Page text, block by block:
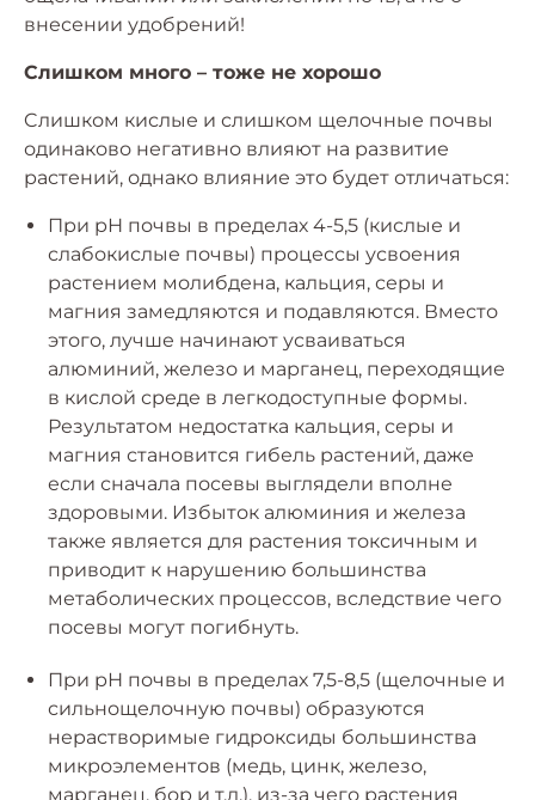
внесении удобрений!
Слишком много – тоже не хорошо
Cлишком кислые и слишком щелочные почвы
одинаково негативно влияют на развитие
растений, однако влияние это будет отличаться:
При рН почвы в пределах 4-5,5 (кислые и
слабокислые почвы) процессы усвоения
растением молибдена, кальция, серы и
магния замедляются и подавляются. Вместо
этого, лучше начинают усваиваться
алюминий, железо и марганец, переходящие
в кислой среде в легкодоступные формы.
Результатом недостатка кальция, серы и
магния становится гибель растений, даже
если сначала посевы выглядели вполне
здоровыми. Избыток алюминия и железа
также является для растения токсичным и
приводит к нарушению большинства
метаболических процессов, вследствие чего
посевы могут погибнуть.
При рН почвы в пределах 7,5-8,5 (щелочные и
сильнощелочную почвы) образуются
нерастворимые гидроксиды большинства
микроэлементов (медь, цинк, железо,
марганец, бор и т.д.), из-за чего растения